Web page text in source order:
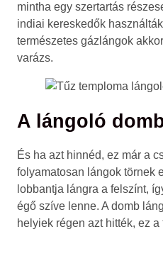
mintha egy szertartás
indiai kereskedők
természetes gázlángok
varázs.
A lángoló
És ha azt hinnéd, ez már a
folyamatosan lángok törnek
lobbantja lángra a felszínt,
égő szíve lenne. A domb
helyiek régen azt hitték, ez